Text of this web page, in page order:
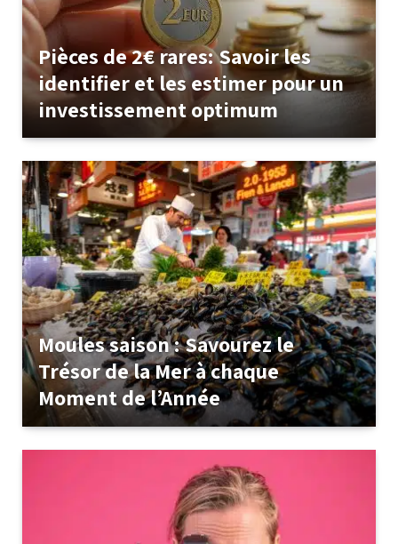
Pièces de 2€ rares: Savoir les
identifier et les estimer pour un
investissement optimum
Moules saison : Savourez le
Trésor de la Mer à chaque
Moment de l’Année